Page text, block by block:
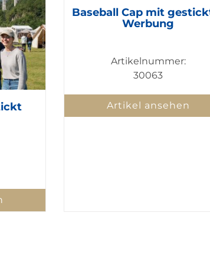
Baseball Cap mit
Werbung
Artikelnummer:
30063
Artikel ansehen